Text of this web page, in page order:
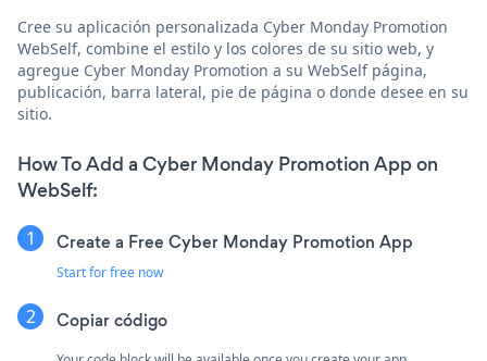
Cree su aplicación personalizada Cyber Monday Promotion
WebSelf, combine el estilo y los colores de su sitio web, y
agregue Cyber Monday Promotion a su WebSelf página,
publicación, barra lateral, pie de página o donde desee en su
sitio.
How To Add a Cyber Monday Promotion App on
WebSelf:
Create a Free Cyber Monday Promotion App
Start for free now
Copiar código